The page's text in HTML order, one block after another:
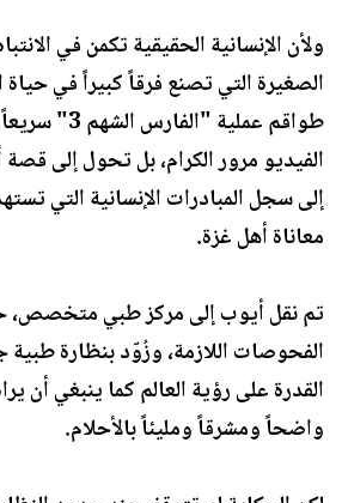
ولأن الإنسانية الحقيقية تكمن في
الصغيرة التي تصنع فرقاً كبيراً في
طواقم عملية
الفيديو مرور الكرام، بل تحول إلى
إلى سجل المبادرات الإنسانية التي
معاناة أهل غزة.
تم نقل أيوب إلى مركز طبي متخصص،
الفحوصات اللازمة، وزُوّد بنظارة طبية
القدرة على رؤية العالم كما ينبغي أن
واضحاً ومشرقاً ومليئاً بالأحلام.